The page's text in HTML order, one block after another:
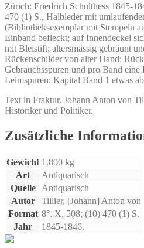
bis
zu
ihrer
Auflösung
in
den
letzten
Tagen
Jahres
1813.
den
Zürich: Friedrich Schulthess 1845-
470 (1) S., Halbleder mit
(Bibliotheksexemplar mit Stempeln
Einband befleckt; auf Innendeckel
mit Bleistift; altersmässig gebräunt
Rückenschilder von alter Hand;
Gebrauchsspuren und pro Band
Leimspuren; Kapital Band 1 etwas
Text in Fraktur. Johann Anton von
Historiker und Politiker.
Zusätzliche
Gewicht 1.800 kg
Art
Antiquarisch
Quelle
Antiquarisch
Autor
Tillier, [Johann] Anton von
Format 8°. X, 508; (10) 470 (1) S.
Jahr
1845-1846.